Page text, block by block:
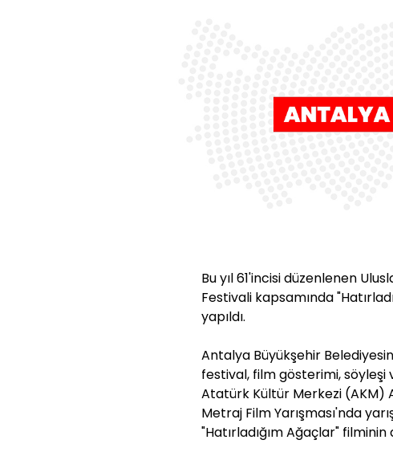
Bu yıl 61'incisi düzenlenen
Festivali kapsamında
yapıldı.
Antalya Büyükşehir
festival, film gösterimi,
Atatürk Kültür Merkezi (AKM)
Metraj Film Yarışması'nda
"Hatırladığım Ağaçlar"